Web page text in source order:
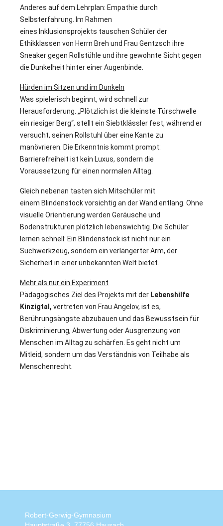
Anderes auf dem Lehrplan: Empathie durch
Selbsterfahrung. Im Rahmen
eines Inklusionsprojekts tauschen Schüler der
Ethikklassen von Herrn Breh und Frau Gentzsch ihre
Sneaker gegen Rollstühle und ihre gewohnte Sicht gegen
die Dunkelheit hinter einer Augenbinde.
Hürden im Sitzen und im Dunkeln
Was spielerisch beginnt, wird schnell zur
Herausforderung. „Plötzlich ist die kleinste Türschwelle
ein riesiger Berg“, stellt ein Siebtklässler fest, während er
versucht, seinen Rollstuhl über eine Kante zu
manövrieren. Die Erkenntnis kommt prompt:
Barrierefreiheit ist kein Luxus, sondern die
Voraussetzung für einen normalen Alltag.
Gleich nebenan tasten sich Mitschüler mit
einem Blindenstock vorsichtig an der Wand entlang. Ohne
visuelle Orientierung werden Geräusche und
Bodenstrukturen plötzlich lebenswichtig. Die Schüler
lernen schnell: Ein Blindenstock ist nicht nur ein
Suchwerkzeug, sondern ein verlängerter Arm, der
Sicherheit in einer unbekannten Welt bietet.
Mehr als nur ein Experiment
Pädagogisches Ziel des Projekts mit der Lebenshilfe
Kinzigtal, vertreten von Frau Angelov, ist es,
Berührungsängste abzubauen und das Bewusstsein für
Diskriminierung, Abwertung oder Ausgrenzung von
Menschen im Alltag zu schärfen. Es geht nicht um
Mitleid, sondern um das Verständnis von Teilhabe als
Menschenrecht.
Robert-Gerwig-Gymnasium